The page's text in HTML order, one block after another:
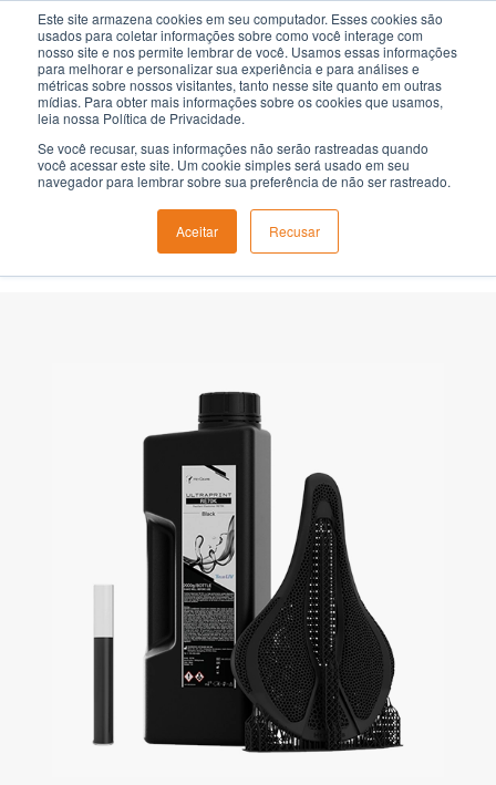
Este site armazena cookies em seu computador. Esses cookies são
usados para coletar informações sobre como você interage com
nosso site e nos permite lembrar de você. Usamos essas informações
para melhorar e personalizar sua experiência e para análises e
métricas sobre nossos visitantes, tanto nesse site quanto em outras
mídias. Para obter mais informações sobre os cookies que usamos,
leia nossa Política de Privacidade.
Se você recusar, suas informações não serão rastreadas quando
você acessar este site. Um cookie simples será usado em seu
navegador para lembrar sobre sua preferência de não ser rastreado.
Aceitar Recusar
Pular
para
Conteúdo
Resina 3D:RE70
RESINA PARA IMPRESSÃO/IMPRESSORA 3D​ INDUSTRIAL
RESINA DE IMPRESSORA 3D: RE70